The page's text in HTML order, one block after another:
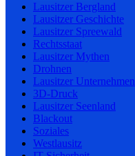
Lausitzer Bergland
Lausitzer Geschichte
Lausitzer Spreewald
Rechtsstaat
Lausitzer Mythen
Drohnen
Lausitzer Unternehmen
3D-Druck
Lausitzer Seenland
Blackout
Soziales
Westlausitz